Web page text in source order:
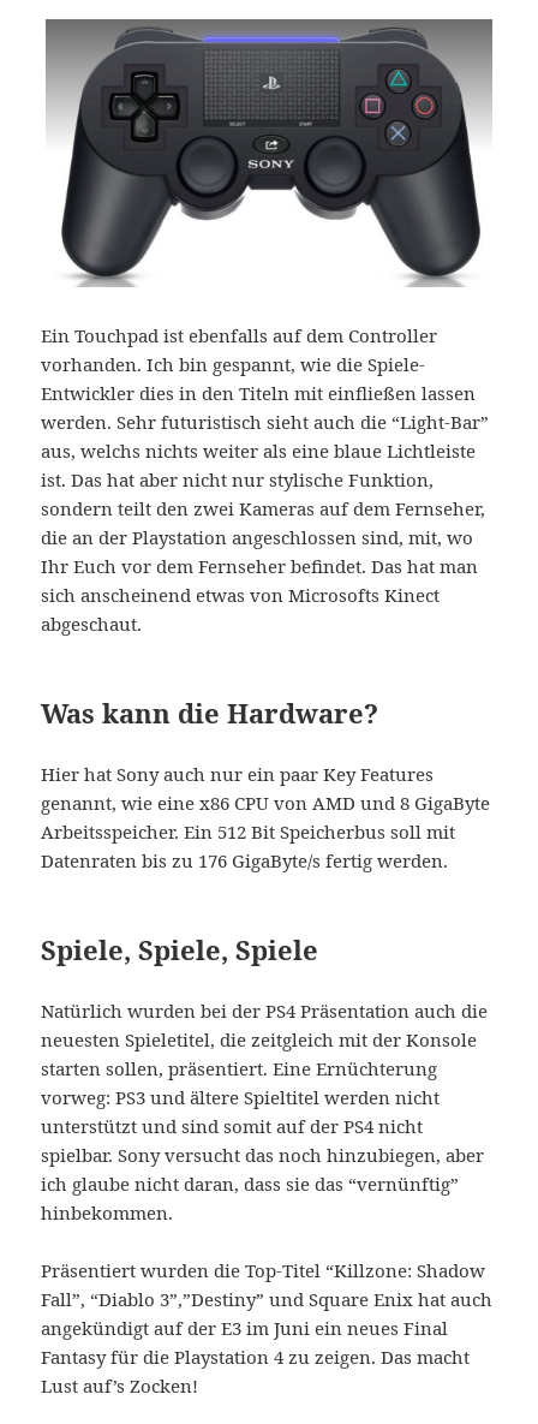
Ein Touchpad ist ebenfalls auf dem Controller
vorhanden. Ich bin gespannt, wie die Spiele-
Entwickler dies in den Titeln mit einfließen lassen
werden. Sehr futuristisch sieht auch die “Light-Bar”
aus, welchs nichts weiter als eine blaue Lichtleiste
ist. Das hat aber nicht nur stylische Funktion,
sondern teilt den zwei Kameras auf dem Fernseher,
die an der Playstation angeschlossen sind, mit, wo
Ihr Euch vor dem Fernseher befindet. Das hat man
sich anscheinend etwas von Microsofts Kinect
abgeschaut.
Was kann die Hardware?
Hier hat Sony auch nur ein paar Key Features
genannt, wie eine x86 CPU von AMD und 8 GigaByte
Arbeitsspeicher. Ein 512 Bit Speicherbus soll mit
Datenraten bis zu 176 GigaByte/s fertig werden.
Spiele, Spiele, Spiele
Natürlich wurden bei der PS4 Präsentation auch die
neuesten Spieletitel, die zeitgleich mit der Konsole
starten sollen, präsentiert. Eine Ernüchterung
vorweg: PS3 und ältere Spieltitel werden nicht
unterstützt und sind somit auf der PS4 nicht
spielbar. Sony versucht das noch hinzubiegen, aber
ich glaube nicht daran, dass sie das “vernünftig”
hinbekommen.
Präsentiert wurden die Top-Titel “Killzone: Shadow
Fall”, “Diablo 3”,”Destiny” und Square Enix hat auch
angekündigt auf der E3 im Juni ein neues Final
Fantasy für die Playstation 4 zu zeigen. Das macht
Lust auf’s Zocken!